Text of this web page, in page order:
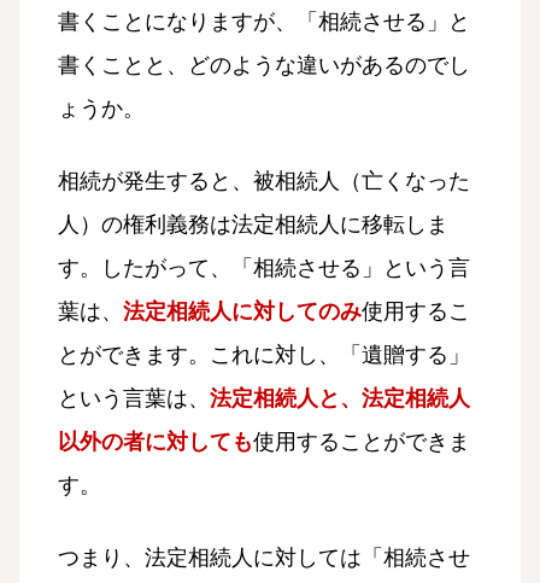
書くことになりますが、「相続させる」と
書くことと、どのような違いがあるのでし
ょうか。
相続が発生すると、被相続人（亡くなった
人）の権利義務は法定相続人に移転しま
す。したがって、「相続させる」という言
葉は、 法定相続人に対してのみ使用するこ
とができます。これに対し、「遺贈する」
という言葉は、 法定相続人と、法定相続人
以外の者に対しても使用することができま
す。
つまり、法定相続人に対しては「相続させ